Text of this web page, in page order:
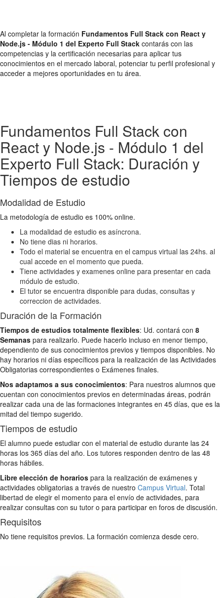
Al completar la formación Fundamentos Full Stack con React y
Node.js - Módulo 1 del Experto Full Stack contarás con las
competencias y la certificación necesarias para aplicar tus
conocimientos en el mercado laboral, potenciar tu perfil profesional y
acceder a mejores oportunidades en tu área.
Fundamentos Full Stack con
React y Node.js - Módulo 1 del
Experto Full Stack: Duración y
Tiempos de estudio
Modalidad de Estudio
La metodología de estudio es 100% online.
La modalidad de estudio es asíncrona.
No tiene dias ni horarios.
Todo el material se encuentra en el campus virtual las 24hs. al
cual accede en el momento que pueda.
Tiene actividades y examenes online para presentar en cada
módulo de estudio.
El tutor se encuentra disponible para dudas, consultas y
correccion de actividades.
Duración de la Formación
Tiempos de estudios totalmente flexibles: Ud. contará con 8
Semanas para realizarlo. Puede hacerlo incluso en menor tiempo,
dependiento de sus conocimientos previos y tiempos disponibles. No
hay horarios ni días específicos para la realización de las Actividades
Obligatorias correspondientes o Exámenes finales.
Nos adaptamos a sus conocimientos: Para nuestros alumnos que
cuentan con conocimientos previos en determinadas áreas, podrán
realizar cada una de las formaciones integrantes en 45 días, que es la
mitad del tiempo sugerido.
Tiempos de estudio
El alumno puede estudiar con el material de estudio durante las 24
horas los 365 días del año. Los tutores responden dentro de las 48
horas hábiles.
Libre elección de horarios para la realización de exámenes y
actividades obligatorias a través de nuestro Campus Virtual. Total
libertad de elegir el momento para el envío de actividades, para
realizar consultas con su tutor o para participar en foros de discusión.
Requisitos
No tiene requisitos previos. La formación comienza desde cero.